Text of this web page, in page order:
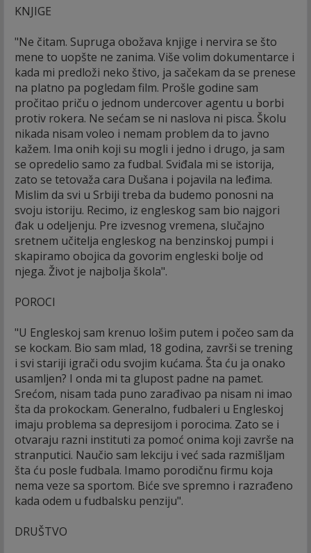
KNJIGE
"Ne čitam. Supruga obožava knjige i nervira se što
mene to uopšte ne zanima. Više volim dokumentarce i
kada mi predloži neko štivo, ja sačekam da se prenese
na platno pa pogledam film. Prošle godine sam
pročitao priču o jednom undercover agentu u borbi
protiv rokera. Ne sećam se ni naslova ni pisca. Školu
nikada nisam voleo i nemam problem da to javno
kažem. Ima onih koji su mogli i jedno i drugo, ja sam
se opredelio samo za fudbal. Sviđala mi se istorija,
zato se tetovaža cara Dušana i pojavila na leđima.
Mislim da svi u Srbiji treba da budemo ponosni na
svoju istoriju. Recimo, iz engleskog sam bio najgori
đak u odeljenju. Pre izvesnog vremena, slučajno
sretnem učitelja engleskog na benzinskoj pumpi i
skapiramo obojica da govorim engleski bolje od
njega. Život je najbolja škola".
POROCI
"U Engleskoj sam krenuo lošim putem i počeo sam da
se kockam. Bio sam mlad, 18 godina, završi se trening
i svi stariji igrači odu svojim kućama. Šta ću ja onako
usamljen? I onda mi ta glupost padne na pamet.
Srećom, nisam tada puno zarađivao pa nisam ni imao
šta da prokockam. Generalno, fudbaleri u Engleskoj
imaju problema sa depresijom i porocima. Zato se i
otvaraju razni instituti za pomoć onima koji završe na
stranputici. Naučio sam lekciju i već sada razmišljam
šta ću posle fudbala. Imamo porodičnu firmu koja
nema veze sa sportom. Biće sve spremno i razrađeno
kada odem u fudbalsku penziju".
DRUŠTVO